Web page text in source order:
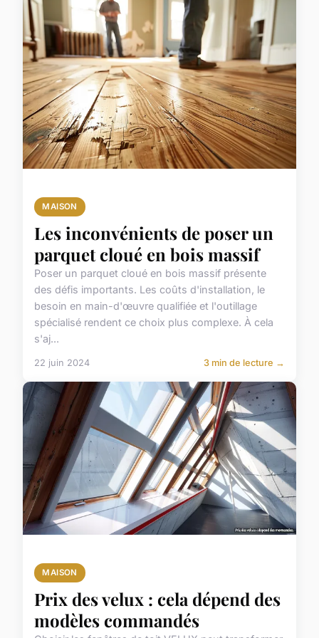
MAISON
Les inconvénients de poser un
parquet cloué en bois massif
Poser un parquet cloué en bois massif présente
des défis importants. Les coûts d'installation, le
besoin en main-d'œuvre qualifiée et l'outillage
spécialisé rendent ce choix plus complexe. À cela
s'aj...
22 juin 2024 3 min de lecture →
MAISON
Prix des velux : cela dépend des
modèles commandés